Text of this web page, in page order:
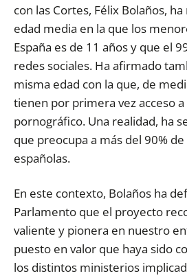
con las Cortes, Félix Bolaños,
edad media en la que los
España es de 11 años y que el
redes sociales. Ha afirmado
misma edad con la que, de
tienen por primera vez acceso
pornográfico. Una realidad, ha
que preocupa a más del 90%
españolas.
En este contexto, Bolaños ha
Parlamento que el proyecto
valiente y pionera en nuestro
puesto en valor que haya sido
los distintos ministerios